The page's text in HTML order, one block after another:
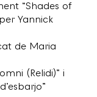
“Shades of
Yannick
de Maria
(Relidi)” i